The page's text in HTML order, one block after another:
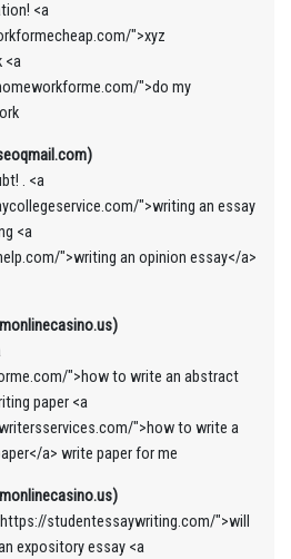
<a
">xyz
<a
">do my
. <a
">writing an essay
<a
">writing an opinion essay</a>
">how to write an abstract
paper <a
">how to write a
a> write paper for me
studentessaywriting.com/">will
expository essay <a